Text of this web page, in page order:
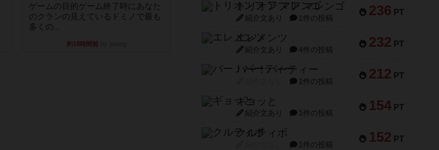
ゲームの目的ゲーム終了時にあなた
のクランの見えているドミノで最も
多くの...
約18時間前
236 PT
トリオンフ ア マレンゴ
紹介文あり 1件の投稿
232 PT
エレメンツ
紹介文あり 4件の投稿
212 PT
バー！パーティー
1件の投稿
154 PT
ギョッと
紹介文あり 1件の投稿
152 PT
クルティボ
1件の投稿